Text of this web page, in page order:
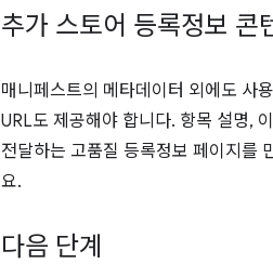
추가 스토어 등록정보 콘
매니페스트의 메타데이터 외에도 사
URL도 제공해야 합니다. 항목 설명,
전달하는 고품질 등록정보 페이지를
요.
다음 단계